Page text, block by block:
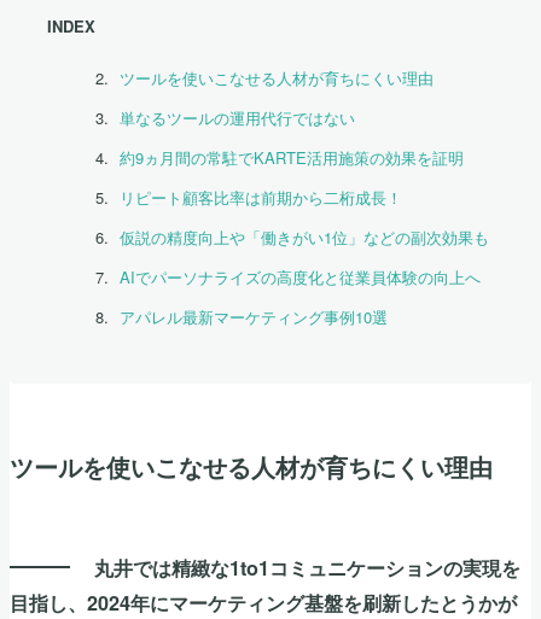
INDEX
ツールを使いこなせる人材が育ちにくい理由
単なるツールの運用代行ではない
約9ヵ月間の常駐でKARTE活用施策の効果を証明
リピート顧客比率は前期から二桁成長！
仮説の精度向上や「働きがい1位」などの副次効果も
AIでパーソナライズの高度化と従業員体験の向上へ
アパレル最新マーケティング事例10選
ツールを使いこなせる人材が育ちにくい理由
丸井では精緻な1to1コミュニケーションの実現を
目指し、2024年にマーケティング基盤を刷新したとうかが